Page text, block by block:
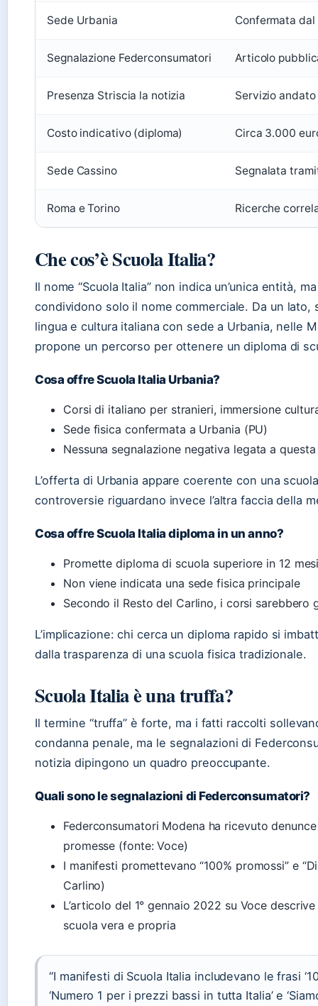
Sede Urbania Confermata dal
Segnalazione Federconsumatori Articolo
Presenza Striscia la notizia Servizio
Costo indicativo (diploma) Circa 3.000
Sede Cassino Segnalata
Roma e Torino Ricerche
Che cos’è Scuola Italia?
Il nome “Scuola Italia” non indica un’unica entità,
condividono solo il nome commerciale. Da un lato,
lingua e cultura italiana con sede a Urbania, nelle
propone un percorso per ottenere un diploma di
Cosa offre Scuola Italia Urbania?
Corsi di italiano per stranieri, immersione
Sede fisica confermata a Urbania (PU)
Nessuna segnalazione negativa legata a
L’offerta di Urbania appare coerente con una
controversie riguardano invece l’altra faccia della
Cosa offre Scuola Italia diploma in un anno?
Promette diploma di scuola superiore in 12
Non viene indicata una sede fisica principale
Secondo il Resto del Carlino, i corsi sarebbero
L’implicazione: chi cerca un diploma rapido si
dalla trasparenza di una scuola fisica tradizionale.
Scuola Italia è una truffa?
Il termine “truffa” è forte, ma i fatti raccolti
condanna penale, ma le segnalazioni di
notizia dipingono un quadro preoccupante.
Quali sono le segnalazioni di Federconsumatori?
Federconsumatori Modena ha ricevuto
promesse (fonte: Voce)
I manifesti promettevano “100% promossi” e
Carlino)
L’articolo del 1° gennaio 2022 su Voce
scuola vera e propria
“I manifesti di Scuola Italia includevano le frasi
‘Numero 1 per i prezzi bassi in tutta Italia’ e